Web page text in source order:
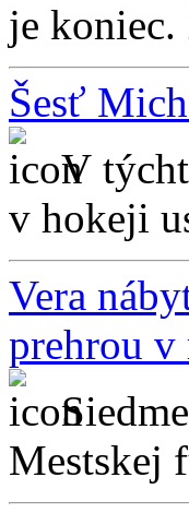
je koniec.
Šesť
V
v hokeji
Vera
prehrou v
Mestskej